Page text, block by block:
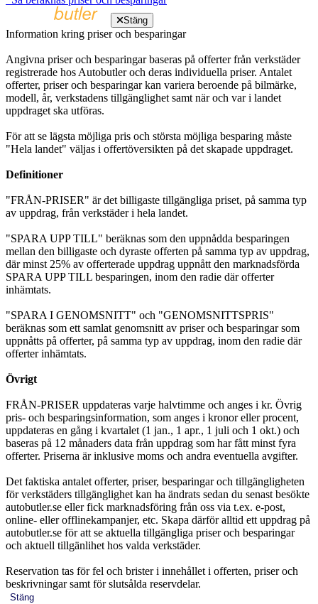
Stäng
Information kring priser och besparingar
Angivna priser och besparingar baseras på offerter från verkstäder
registrerade hos Autobutler och deras individuella priser. Antalet
offerter, priser och besparingar kan variera beroende på bilmärke,
modell, år, verkstadens tillgänglighet samt när och var i landet
uppdraget ska utföras.
För att se lägsta möjliga pris och största möjliga besparing måste
"Hela landet" väljas i offertöversikten på det skapade uppdraget.
Definitioner
"FRÅN-PRISER" är det billigaste tillgängliga priset, på samma typ
av uppdrag, från verkstäder i hela landet.
"SPARA UPP TILL" beräknas som den uppnådda besparingen
mellan den billigaste och dyraste offerten på samma typ av uppdrag,
där minst 25% av offerterade uppdrag uppnått den marknadsförda
SPARA UPP TILL besparingen, inom den radie där offerter
inhämtats.
"SPARA I GENOMSNITT" och "GENOMSNITTSPRIS"
beräknas som ett samlat genomsnitt av priser och besparingar som
uppnåtts på offerter, på samma typ av uppdrag, inom den radie där
offerter inhämtats.
Övrigt
FRÅN-PRISER uppdateras varje halvtimme och anges i kr. Övrig
pris- och besparingsinformation, som anges i kronor eller procent,
uppdateras en gång i kvartalet (1 jan., 1 apr., 1 juli och 1 okt.) och
baseras på 12 månaders data från uppdrag som har fått minst fyra
offerter. Priserna är inklusive moms och andra eventuella avgifter.
Det faktiska antalet offerter, priser, besparingar och tillgängligheten
för verkstäders tillgänglighet kan ha ändrats sedan du senast besökte
autobutler.se eller fick marknadsföring från oss via t.ex. e-post,
online- eller offlinekampanjer, etc. Skapa därför alltid ett uppdrag på
autobutler.se för att se aktuella tillgängliga priser och besparingar
och aktuell tillgänlihet hos valda verkstäder.
Reservation tas för fel och brister i innehållet i offerten, priser och
beskrivningar samt för slutsålda reservdelar.
Stäng